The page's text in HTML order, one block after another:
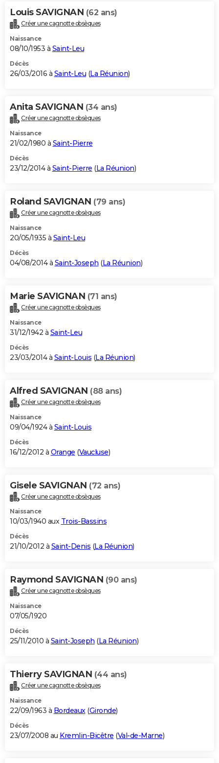
Louis SAVIGNAN (62 ans)
Créer une cagnotte obsèques
Naissance
08/10/1953 à Saint-Leu
Décès
26/03/2016 à Saint-Leu (La Réunion)
Anita SAVIGNAN (34 ans)
Créer une cagnotte obsèques
Naissance
21/02/1980 à Saint-Pierre
Décès
23/12/2014 à Saint-Pierre (La Réunion)
Roland SAVIGNAN (79 ans)
Créer une cagnotte obsèques
Naissance
20/05/1935 à Saint-Leu
Décès
04/08/2014 à Saint-Joseph (La Réunion)
Marie SAVIGNAN (71 ans)
Créer une cagnotte obsèques
Naissance
31/12/1942 à Saint-Leu
Décès
23/03/2014 à Saint-Louis (La Réunion)
Alfred SAVIGNAN (88 ans)
Créer une cagnotte obsèques
Naissance
09/04/1924 à Saint-Louis
Décès
16/12/2012 à Orange (Vaucluse)
Gisele SAVIGNAN (72 ans)
Créer une cagnotte obsèques
Naissance
10/03/1940 aux Trois-Bassins
Décès
21/10/2012 à Saint-Denis (La Réunion)
Raymond SAVIGNAN (90 ans)
Créer une cagnotte obsèques
Naissance
07/05/1920
Décès
25/11/2010 à Saint-Joseph (La Réunion)
Thierry SAVIGNAN (44 ans)
Créer une cagnotte obsèques
Naissance
22/09/1963 à Bordeaux(Gironde)
Décès
23/07/2008 au Kremlin-Bicêtre (Val-de-Marne)